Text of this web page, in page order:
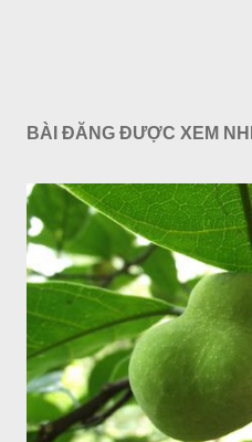
BÀI ĐĂNG ĐƯỢC XEM